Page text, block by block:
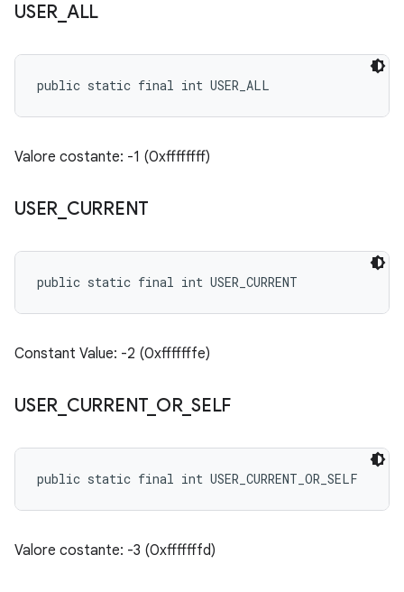
USER ALL
public static final int USER_ALL
Valore costante: -1 (0xffffffff)
USER CURRENT
public static final int USER_CURRENT
Constant Value: -2 (0xfffffffe)
USER CURRENT_ OR_ SELF
public static final int USER_CURRENT_OR_SELF
Valore costante: -3 (0xfffffffd)